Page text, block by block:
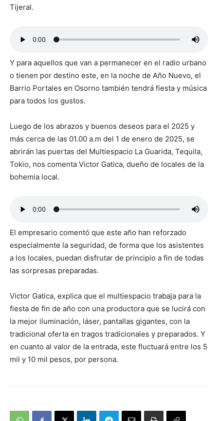
Tijeral.
Y para aquellos que van a permanecer en el radio urbano
o tienen por destino este, en la noche de Año Nuevo, el
Barrio Portales en Osorno también tendrá fiesta y música
para todos los gustos.
Luego de los abrazos y buenos deseos para el 2025 y
más cerca de las 01.00 a.m del 1 de enero de 2025, se
abrirán las puertas del Multiespacio La Guarida, Tequila,
Tokio, nos comenta Victor Gatica, dueño de locales de la
bohemia local.
El empresario comentó que este año han reforzado
especialmente la seguridad, de forma que los asistentes
a los locales, puedan disfrutar de principio a fin de todas
las sorpresas preparadas.
Victor Gatica, explica que el multiespacio trabaja para la
fiesta de fin de año con una productora que se lucirá con
la mejor iluminación, láser, pantallas gigantes, con la
tradicional oferta en tragos tradicionales y preparados. Y
en cuanto al valor de la entrada, este fluctuará entre los 5
mil y 10 mil pesos, por persona.